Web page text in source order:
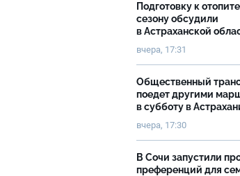
Подготовку к
сезону обсудили
в Астраханской
вчера, 17:31
Общественный
поедет другими
в субботу в
вчера, 17:30
В Сочи запустили
преференций для